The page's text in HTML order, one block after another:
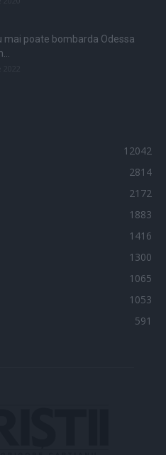
mai poate bombarda Odessa
12042
2814
2172
1883
1416
1300
1065
1053
591